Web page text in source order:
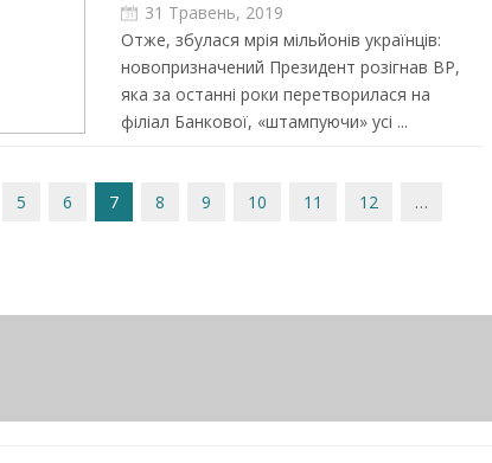
31 Травень, 2019
Отже, збулася мрія мільйонів українців:
новопризначений Президент розігнав ВР,
яка за останні роки перетворилася на
філіал Банкової, «штампуючи» усі ...
5 6 7 8 9 10 11 12 …